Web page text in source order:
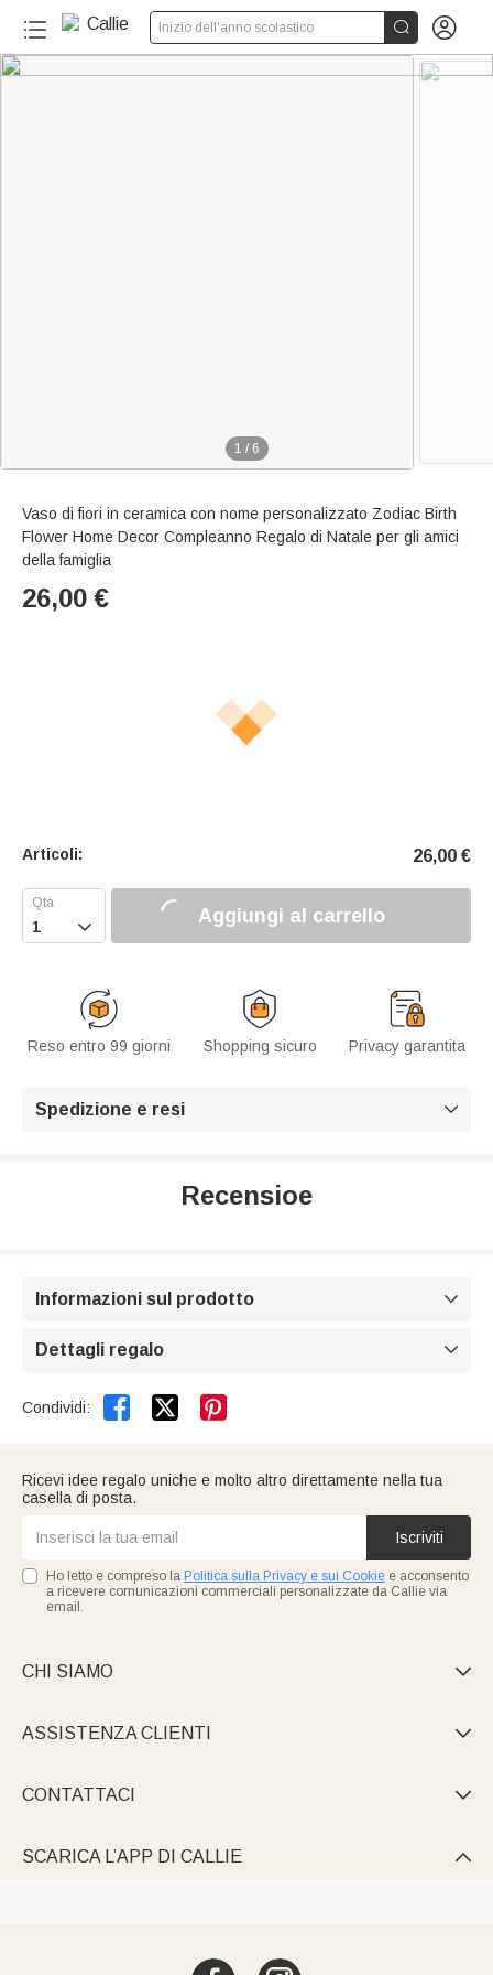
Inizio dell'anno scolastico  
1 / 6
Vaso di fiori in ceramica con nome personalizzato Zodiac Birth
Flower Home Decor Compleanno Regalo di Natale per gli amici
della famiglia
26,00 €
Articoli: 26,00 €
 Aggiungi al carrello
Reso entro 99 giorni Shopping sicuro Privacy garantita
Spedizione e resi 
Recensioe
Informazioni sul prodotto 
Dettagli regalo 
Condividi:  
Ricevi idee regalo uniche e molto altro direttamente nella tua
casella di posta.
Iscriviti
Ho letto e compreso la Politica sulla Privacy e sui Cookie e acconsento
a ricevere comunicazioni commerciali personalizzate da Callie via
email.
CHI SIAMO 
ASSISTENZA CLIENTI 
CONTATTACI 
SCARICA L’APP DI CALLIE 